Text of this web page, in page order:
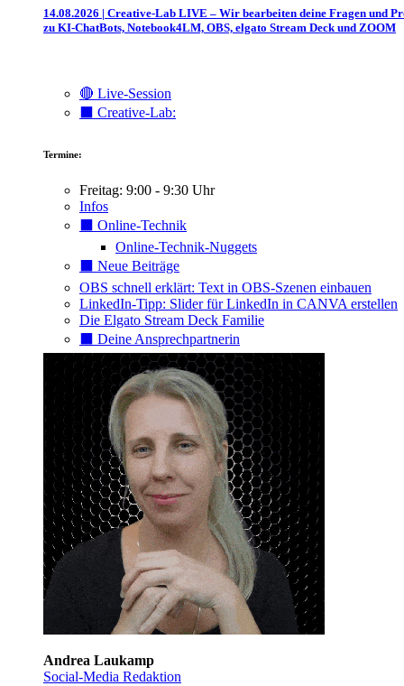
14.08.2026 | Creative-Lab LIVE – Wir bearbeiten deine Fragen und
zu KI-ChatBots, Notebook4LM, OBS, elgato Stream Deck und ZOOM
🔴 Live-Session
⬛️ Creative-Lab:
Termine:
Freitag: 9:00 - 9:30 Uhr
Infos
⬛️ Online-Technik
Online-Technik-Nuggets
⬛️ Neue Beiträge
OBS schnell erklärt: Text in OBS-Szenen einbauen
LinkedIn-Tipp: Slider für LinkedIn in CANVA erstellen
Die Elgato Stream Deck Familie
⬛️ Deine Ansprechpartnerin
Andrea Laukamp
Social-Media Redaktion